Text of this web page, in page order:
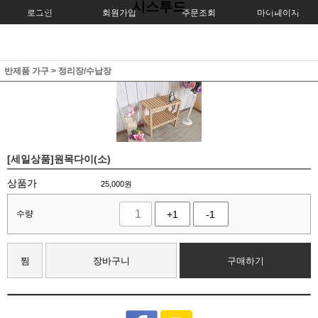
로그인 회원가입 주문조회 마이페이지
시스투드
반제품 가구 > 정리장/수납장
[세일상품]원목다이(소)
상품가 25,000원
수량 +1 -1
찜 장바구니 구매하기